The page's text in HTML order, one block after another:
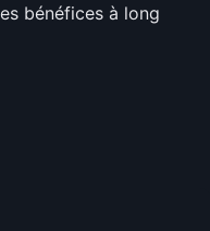
bénéfices à long